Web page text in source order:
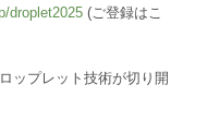
droplet2025 (ご登録はこ
ップレット技術が切り開